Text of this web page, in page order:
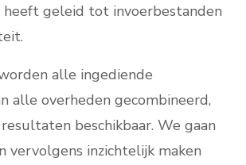
heeft geleid tot invoerbestanden
alle ingediende
alle overheden gecombineerd,
beschikbaar. We gaan
vervolgens inzichtelijk maken